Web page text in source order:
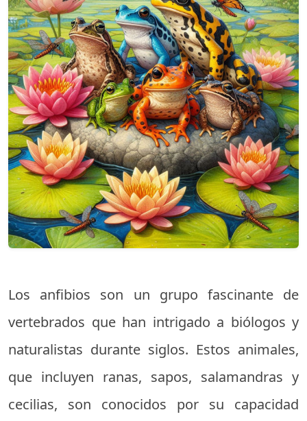
Los anfibios son un grupo fascinante de
vertebrados que han intrigado a biólogos y
naturalistas durante siglos. Estos animales,
que incluyen ranas, sapos, salamandras y
cecilias, son conocidos por su capacidad